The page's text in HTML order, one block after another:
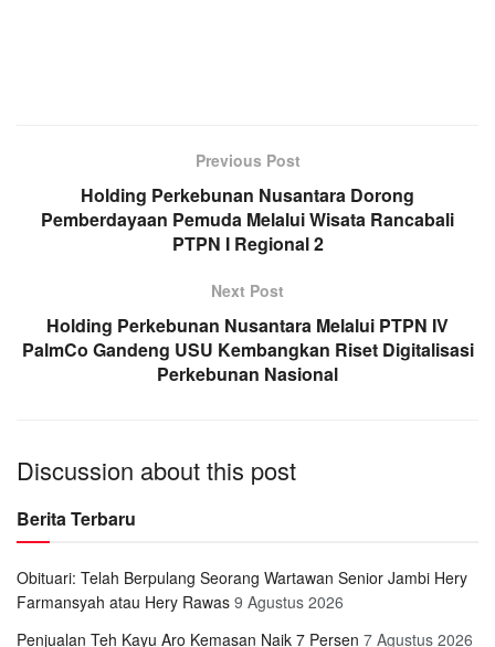
Previous Post
Holding Perkebunan Nusantara Dorong
Pemberdayaan Pemuda Melalui Wisata Rancabali
PTPN I Regional 2
Next Post
Holding Perkebunan Nusantara Melalui PTPN IV
PalmCo Gandeng USU Kembangkan Riset Digitalisasi
Perkebunan Nasional
Discussion about this post
Berita Terbaru
Obituari: Telah Berpulang Seorang Wartawan Senior Jambi Hery
Farmansyah atau Hery Rawas 9 Agustus 2026
Penjualan Teh Kayu Aro Kemasan Naik 7 Persen 7 Agustus 2026